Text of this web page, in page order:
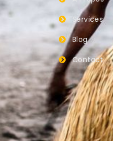
Services
Blog
Contact